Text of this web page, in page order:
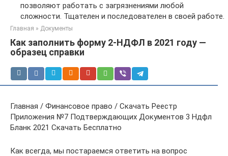
позволяют работать с загрязнениями любой
сложности. Тщателен и последователен в своей работе.
Главная » Документы
Как заполнить форму 2-НДФЛ в 2021 году —
образец справки
Главная / Финансовое право / Скачать Реестр
Приложения №7 Подтверждающих Документов 3 Ндфл
Бланк 2021 Скачать Бесплатно
Как всегда, мы постараемся ответить на вопрос